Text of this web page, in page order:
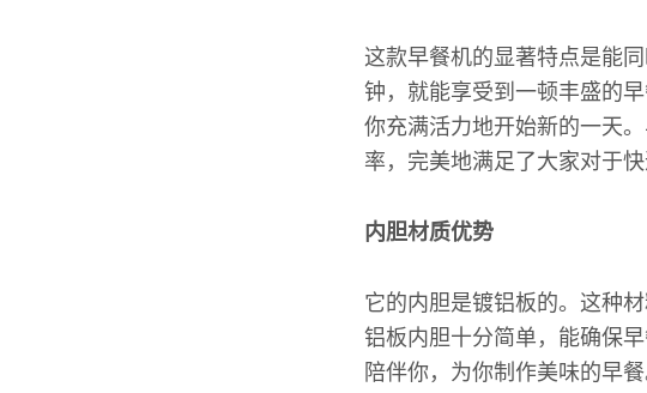
这款早餐机的显著特点是能
钟，就能享受到一顿丰盛的
你充满活力地开始新的一天
率，完美地满足了大家对于快
内胆材质优势
它的内胆是镀铝板的。这种
铝板内胆十分简单，能确保
陪伴你，为你制作美味的早餐